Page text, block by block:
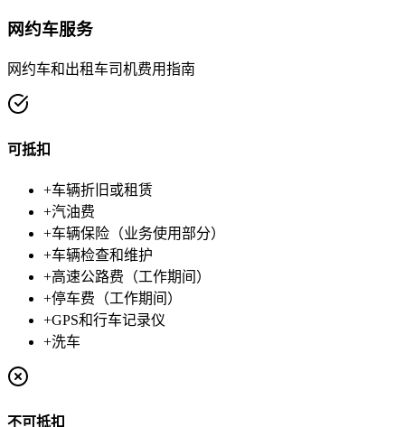
网约车服务
网约车和出租车司机费用指南
可抵扣
+车辆折旧或租赁
+汽油费
+车辆保险（业务使用部分）
+车辆检查和维护
+高速公路费（工作期间）
+停车费（工作期间）
+GPS和行车记录仪
+洗车
不可抵扣